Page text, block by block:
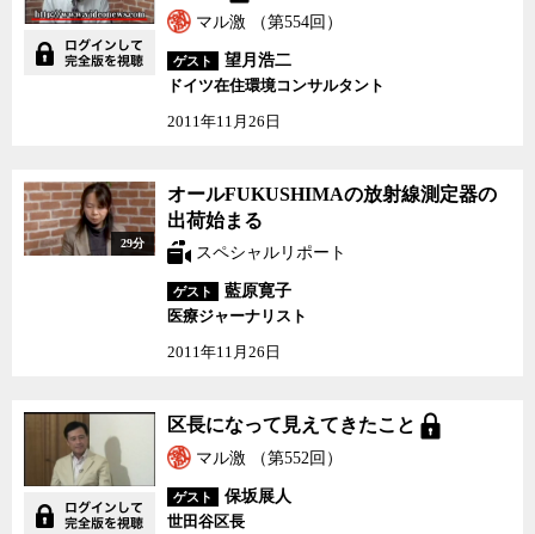
マル激 （第554回）
ゲスト
望月浩二
ドイツ在住環境コンサルタント
2011年11月26日
オールFUKUSHIMAの放
射線測定器の出荷始まる
29分
オールFUKUSHIMAの放射線測定器の
出荷始まる
スペシャルリポート
ゲスト
藍原寛子
医療ジャーナリスト
2011年11月26日
区長になって見えてきた
区長になって見えてきたこと
マル激 （第552回）
ゲスト
保坂展人
世田谷区長